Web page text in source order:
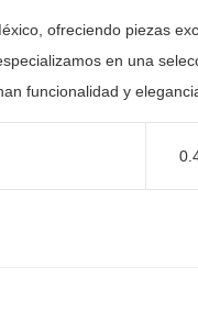
ofreciendo piezas
en una
funcionalidad y